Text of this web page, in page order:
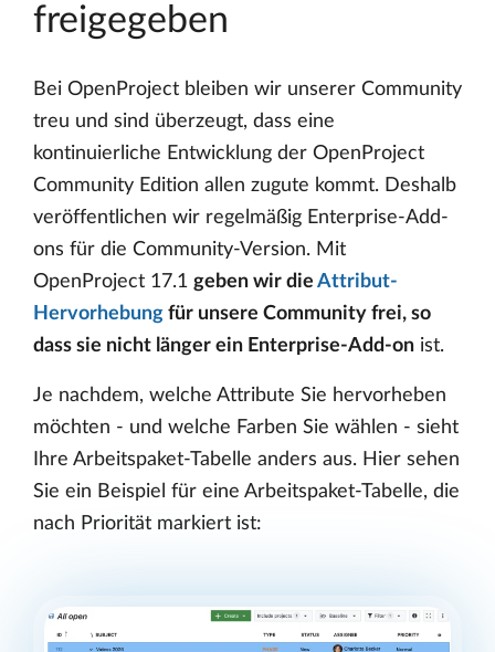
freigegeben
Bei OpenProject bleiben wir unserer Community
treu und sind überzeugt, dass eine
kontinuierliche Entwicklung der OpenProject
Community Edition allen zugute kommt. Deshalb
veröffentlichen wir regelmäßig Enterprise-Add-
ons für die Community-Version. Mit
OpenProject 17.1 geben wir die Attribut-
Hervorhebung für unsere Community frei, so
dass sie nicht länger ein Enterprise-Add-on ist.
Je nachdem, welche Attribute Sie hervorheben
möchten - und welche Farben Sie wählen - sieht
Ihre Arbeitspaket-Tabelle anders aus. Hier sehen
Sie ein Beispiel für eine Arbeitspaket-Tabelle, die
nach Priorität markiert ist: